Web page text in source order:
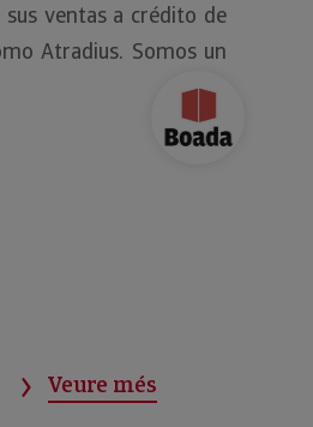
ventas a crédito de
Atradius. Somos un
Veure més